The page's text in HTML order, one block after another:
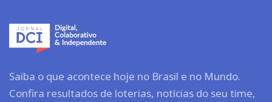
Saiba o que acontece hoje no Brasil e no Mundo.
Confira resultados de loterias, notícias do seu time,